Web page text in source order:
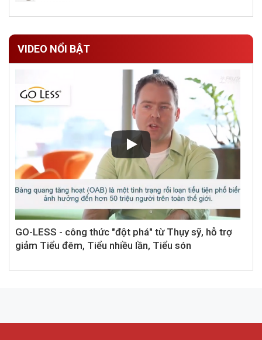
VIDEO NỔI BẬT
GO-LESS - công thức "đột phá" từ Thụy sỹ, hỗ trợ
giảm Tiểu đêm, Tiểu nhiều lần, Tiểu són